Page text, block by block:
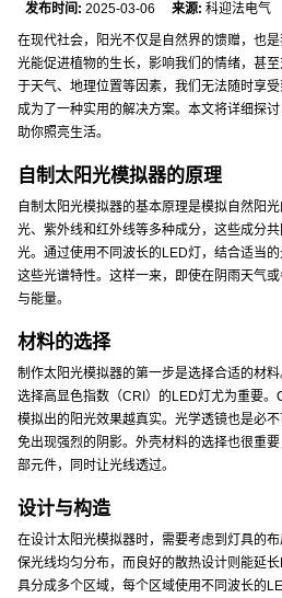
发布时间: 2025-03-06来源: 科迎法电
在现代社会，阳光不仅是自然界的馈赠，也
光能促进植物的生长，影响我们的情绪，甚
于天气、地理位置等因素，我们无法随时享
成为了一种实用的解决方案。本文将详细探
助你照亮生活。
自制太阳光模拟器的原理
自制太阳光模拟器的基本原理是模拟自然阳
光、紫外线和红外线等多种成分，这些成分
光。通过使用不同波长的LED灯，结合适当
这些光谱特性。这样一来，即使在阴雨天气
与能量。
材料的选择
制作太阳光模拟器的第一步是选择合适的材
选择高显色指数（CRI）的LED灯尤为重要。
模拟出的阳光效果越真实。光学透镜也是必
免出现强烈的阴影。外壳材料的选择也很重
部元件，同时让光线透过。
设计与构造
在设计太阳光模拟器时，需要考虑到灯具的
保光线均匀分布，而良好的散热设计则能延
具分成多个区域，每个区域使用不同波长的